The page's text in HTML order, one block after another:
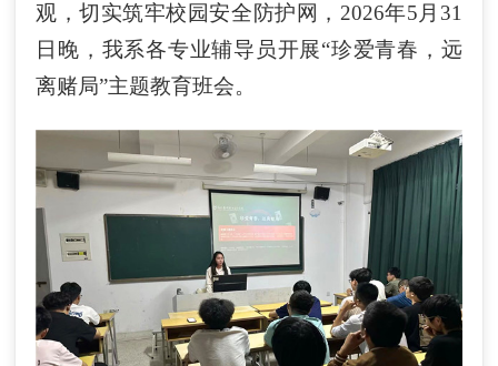
观，切实筑牢校园安全防护网， 2026年5月31
日晚，我系各专业辅导员开展“珍爱青春，远
离赌局”主题教育班会。